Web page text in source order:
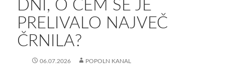
DNI, O ČEM SE JE
PRELIVALO NAJVEČ
ČRNILA?
06.07.2026 POPOLN KANAL